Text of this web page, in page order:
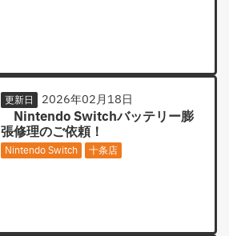
更新日 2026年02月18日
Nintendo Switchバッテリー膨
張修理のご依頼！
Nintendo Switch 十条店